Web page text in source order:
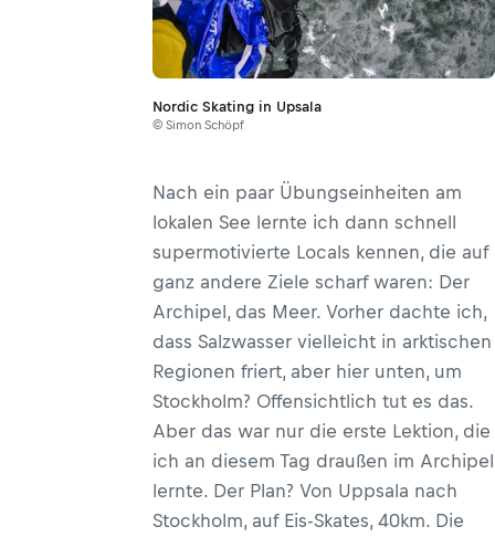
Nordic Skating in Upsala
© Simon Schöpf
Nach ein paar Übungseinheiten am
lokalen See lernte ich dann schnell
supermotivierte Locals kennen, die auf
ganz andere Ziele scharf waren: Der
Archipel, das Meer. Vorher dachte ich,
dass Salzwasser vielleicht in arktischen
Regionen friert, aber hier unten, um
Stockholm? Offensichtlich tut es das.
Aber das war nur die erste Lektion, die
ich an diesem Tag draußen im Archipel
lernte. Der Plan? Von Uppsala nach
Stockholm, auf Eis-Skates, 40km. Die